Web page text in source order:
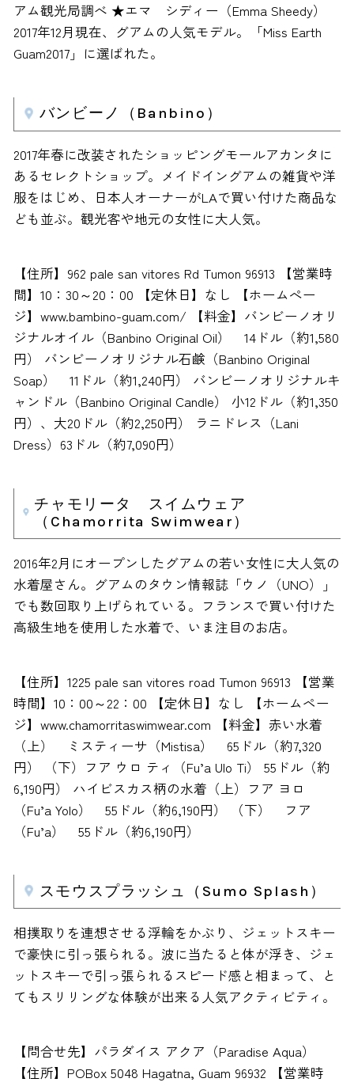
アム観光局調べ ★エマ シディー（Emma Sheedy）
2017年12月現在、グアムの人気モデル。「Miss Earth
Guam2017」に選ばれた。
バンビーノ（Banbino）
2017年春に改装されたショッピングモールアカンタに
あるセレクトショップ。メイドイングアムの雑貨や洋
服をはじめ、日本人オーナーがLAで買い付けた商品な
ども並ぶ。観光客や地元の女性に大人気。
【住所】962 pale san vitores Rd Tumon 96913 【営業時
間】10：30～20：00 【定休日】なし 【ホームぺー
ジ】www.bambino-guam.com/ 【料金】バンビーノオリ
ジナルオイル（Banbino Original Oil） 14ドル（約1,580
円） バンビーノオリジナル石鹸（Banbino Original
Soap） 11ドル（約1,240円） バンビーノオリジナルキ
ャンドル（Banbino Original Candle） 小12ドル（約1,350
円）、大20ドル（約2,250円） ラニドレス（Lani
Dress）63ドル（約7,090円）
チャモリータ スイムウェア
（Chamorrita Swimwear）
2016年2月にオープンしたグアムの若い女性に大人気の
水着屋さん。グアムのタウン情報誌「ウノ（UNO）」
でも数回取り上げられている。フランスで買い付けた
高級生地を使用した水着で、いま注目のお店。
【住所】1225 pale san vitores road Tumon 96913 【営業
時間】10：00～22：00 【定休日】なし 【ホームペー
ジ】www.chamorritaswimwear.com 【料金】赤い水着
（上） ミスティーサ（Mistisa） 65ドル（約7,320
円） （下）フア ウロ ティ（Fu’a Ulo Ti） 55ドル（約
6,190円） ハイビスカス柄の水着（上）フア ヨロ
（Fu’a Yolo） 55ドル（約6,190円） （下） フア
（Fu’a） 55ドル（約6,190円）
スモウスプラッシュ（Sumo Splash）
相撲取りを連想させる浮輪をかぶり、ジェットスキー
で豪快に引っ張られる。波に当たると体が浮き、ジェ
ットスキーで引っ張られるスピード感と相まって、と
てもスリリングな体験が出来る人気アクティビティ。
【問合せ先】パラダイス アクア（Paradise Aqua）
【住所】POBox 5048 Hagatna, Guam 96932 【営業時